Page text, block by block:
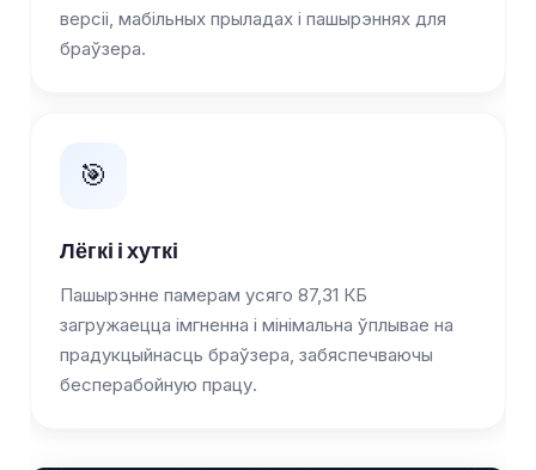
версіі, мабільных прыладах і пашырэннях для
браўзера.
🎯
Лёгкі і хуткі
Пашырэнне памерам усяго 87,31 КБ
загружаецца імгненна і мінімальна ўплывае на
прадукцыйнасць браўзера, забяспечваючы
бесперабойную працу.